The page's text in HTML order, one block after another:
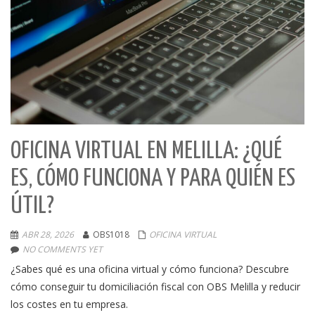
OFICINA VIRTUAL EN MELILLA: ¿QUÉ
ES, CÓMO FUNCIONA Y PARA QUIÉN ES
ÚTIL?
ABR 28, 2026 OBS1018
OFICINA VIRTUAL
NO COMMENTS YET
¿Sabes qué es una oficina virtual y cómo funciona? Descubre
cómo conseguir tu domiciliación fiscal con OBS Melilla y reducir
los costes en tu empresa.